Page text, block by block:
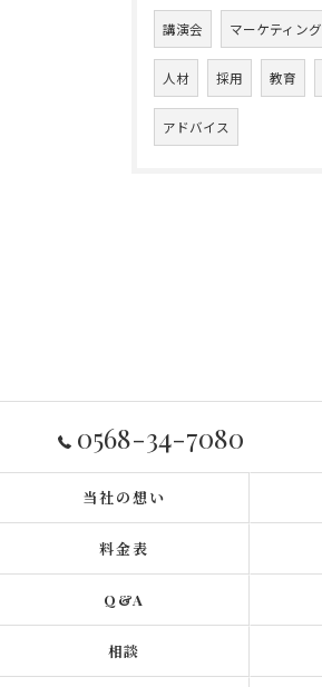
講演会 マーケティング
人材 採用 教育
アドバイス
0568-34-7080
当社の想い
料金表
Q&A
相談